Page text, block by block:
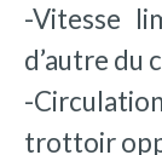
-Vitesse
d’autre du
-
trottoir